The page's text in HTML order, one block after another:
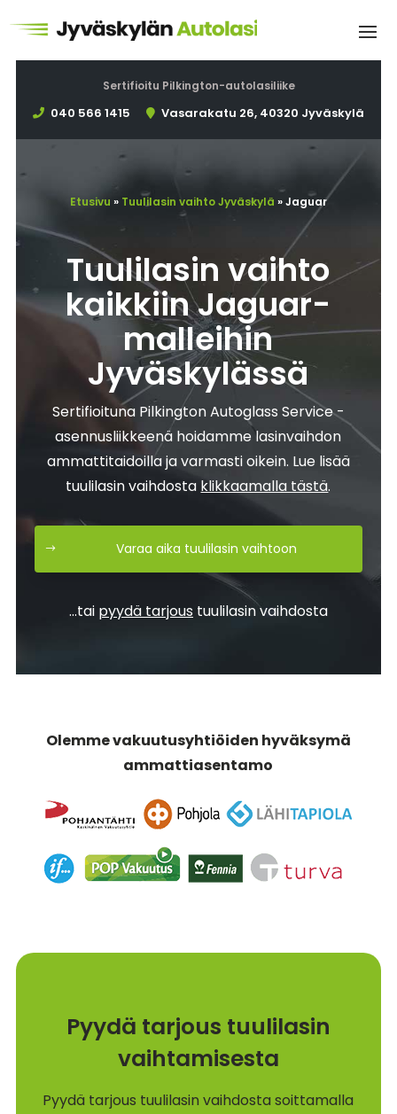
Sertifioitu Pilkington-autolasiliike
040 566 1415 Vasarakatu 26, 40320 Jyväskylä
Etusivu » Tuulilasin vaihto Jyväskylä »Jaguar
Tuulilasin vaihto
kaikkiin Jaguar-
malleihin
Jyväskylässä
Sertifioituna Pilkington Autoglass Service -
asennusliikkeenä hoidamme lasinvaihdon
ammattitaidoilla ja varmasti oikein. Lue lisää
tuulilasin vaihdosta klikkaamalla tästä.
Varaa aika tuulilasin vaihtoon
…tai pyydä tarjoustuulilasin vaihdosta
Olemme vakuutusyhtiöiden hyväksymä
ammattiasentamo
Pyydä tarjous tuulilasin
vaihtamisesta
Pyydä tarjous tuulilasin vaihdosta soittamalla